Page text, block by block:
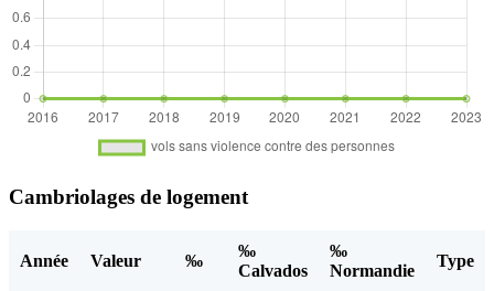
Cambriolages de logement
Année Valeur ‰
‰
Calvados
‰
Normandie
Type